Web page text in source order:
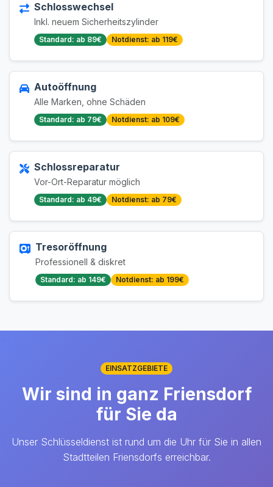
Schlosswechsel
Inkl. neuem Sicherheitszylinder
Standard: ab 89€ Notdienst: ab 119€
Autoöffnung
Alle Marken, ohne Schäden
Standard: ab 79€ Notdienst: ab 109€
Schlossreparatur
Vor-Ort-Reparatur möglich
Standard: ab 49€ Notdienst: ab 79€
Tresoröffnung
Professionell & diskret
Standard: ab 149€ Notdienst: ab 199€
EINSATZGEBIETE
Wir sind in ganz Friensdorf
für Sie da
Unser Schlüsseldienst ist rund um die Uhr für Sie in allen
Stadtteilen Friensdorfs erreichbar.